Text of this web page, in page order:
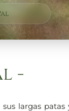
-
largas patas